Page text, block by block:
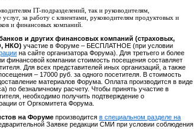
IT-подразделений, так и руководителям,
услуг, за работу с клиентами, руководителям продуктовых и
и финансовых компаний.
банков и других финансовых компаний (страховых,
НКО) участие в Форуме – БЕСПЛАТНОЕ (при условии
на сайте организатора Форума). Для третьего и более
финансовой компании стоимость посещения составляет
Для всех представителей иных организаций, а также
– 17000 руб. за одного посетителя. В стоимость
материалов Форума. Оплата производится в виде
по безналичному расчету. Чтобы принять участие в
необходимо получить подтверждение о
от Оргкомитета Форума.
на Форуме производится в специальном разделе на
Заявке редакции СМИ при условии соблюдения